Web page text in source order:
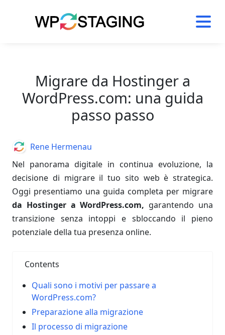
Migrare da Hostinger a
WordPress.com: una guida
passo passo
Nel panorama digitale in continua evoluzione, la
decisione di migrare il tuo sito web è strategica.
Oggi presentiamo una guida completa per migrare
da Hostinger a WordPress.com, garantendo una
transizione senza intoppi e sbloccando il pieno
potenziale della tua presenza online.
Contents
Quali sono i motivi per passare a
WordPress.com?
Preparazione alla migrazione
Il processo di migrazione
AuthorRene Hermenau